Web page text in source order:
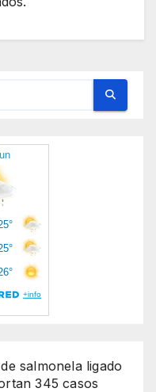
salmonela ligado
345 casos